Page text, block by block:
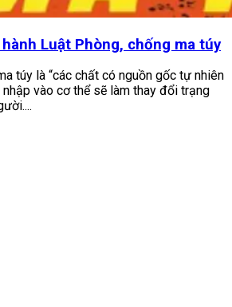
Luật Phòng, chống ma túy
túy là “các chất có nguồn gốc tự nhiên
nhập vào cơ thể sẽ làm thay đổi trạng